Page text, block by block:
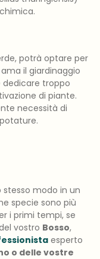
potrà optare per
il giardinaggio
troppo
di piante.
necessità di
modo in un
specie sono più
i primi tempi, se
vostro Bosso,
esperto
o delle vostre